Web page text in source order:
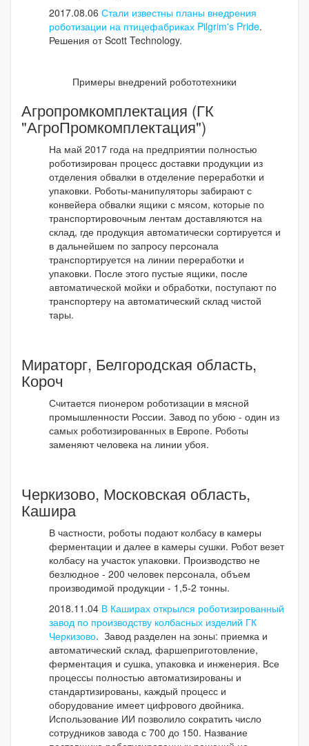
2017.08.06 Стали известны планы внедрения
роботизации на птицефабриках Pilgrim's Pride.
Решения от Scott Technology.
Примеры внедрений робототехники
Агропромкомплектация (ГК
"АгроПромкомплектация")
На май 2017 года на предприятии полностью
роботизирован процесс доставки продукции из
отделения обвалки в отделение переработки и
упаковки. Роботы-манипуляторы забирают с
конвейера обвалки ящики с мясом, которые по
транспортировочным лентам доставляются на
склад, где продукция автоматически сортируется и
в дальнейшем по запросу персонала
транспортируется на линии переработки и
упаковки. После этого пустые ящики, после
автоматической мойки и обработки, поступают по
транспортеру на автоматический склад чистой
тары.
Мираторг, Белгородская область,
Короч
Считается пионером роботизации в мясной
промышленности России. Завод по убою - один из
самых роботизированных в Европе. Роботы
заменяют человека на линии убоя.
Черкизово, Московская область,
Кашира
В частности, роботы подают колбасу в камеры
ферментации и далее в камеры сушки. Робот везет
колбасу на участок упаковки. Производство не
безлюдное - 200 человек персонала, объем
производимой продукции - 1,5-2 тонны.
2018.11.04 В Каширах открылся роботизированный
завод по производству колбасных изделий ГК
Черкизово. Завод разделен на зоны: приемка и
автоматический склад, фаршеприготовление,
ферментация и сушка, упаковка и инженерия. Все
процессы полностью автоматизированы и
стандартизированы, каждый процесс и
оборудование имеет цифрового двойника.
Использование ИИ позволило сократить число
сотрудников завода с 700 до 150. Название